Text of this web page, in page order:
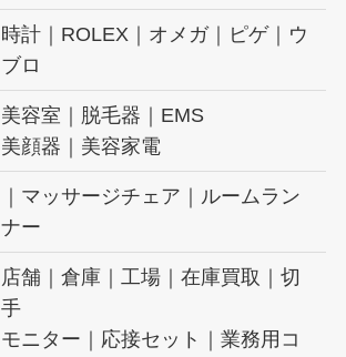
時計｜ROLEX｜オメガ｜ピゲ｜ウ
ブロ
美容室｜脱毛器｜EMS
美顔器｜美容家電
｜マッサージチェア｜ルームラン
ナー
店舗｜倉庫｜工場｜在庫買取｜切
手
モニター｜応接セット｜業務用コ